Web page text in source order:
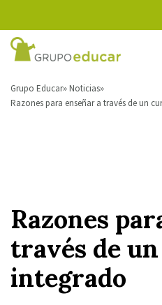
Grupo Educar Noticias
Razones para enseñar a través de un
Razones
través de
integrado